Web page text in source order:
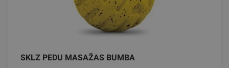
SKLZ PEDU MASAŽAS BUMBA